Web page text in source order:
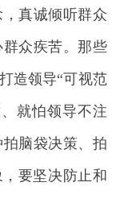
真诚倾听群众
众疾苦。那些
造领导“可视范
就怕领导不注
脑袋决策、拍
要坚决防止和